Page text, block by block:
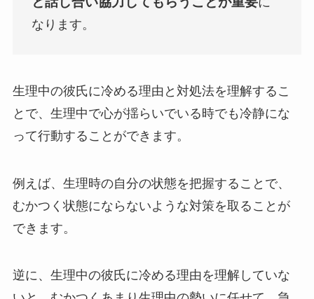
なります。
生理中の彼氏に冷める理由と対処法を理解するこ
とで、生理中で心が揺らいでいる時でも冷静にな
って行動することができます。
例えば、生理時の自分の状態を把握することで、
むかつく状態にならないような対策を取ることが
できます。
逆に、生理中の彼氏に冷める理由を理解していな